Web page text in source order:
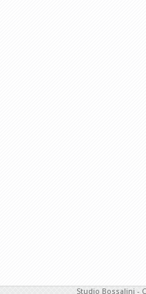
Studio Bossalini -